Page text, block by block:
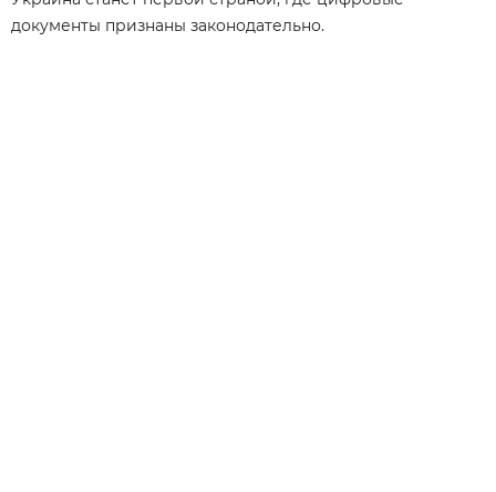
документы признаны законодательно.